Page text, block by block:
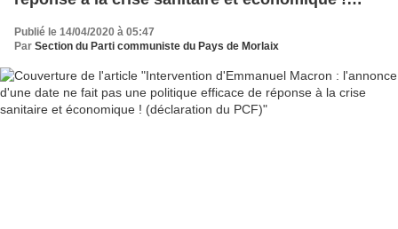
Publié le 14/04/2020 à 05:47
Par Section du Parti communiste du Pays de Morlaix